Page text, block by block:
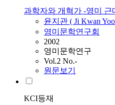
과학자와 개혁가 -영미
윤지관 ( Ji Kwan
영미문학연구회
2002
영미문학연구
Vol.2 No.-
원문보기
KCI등재